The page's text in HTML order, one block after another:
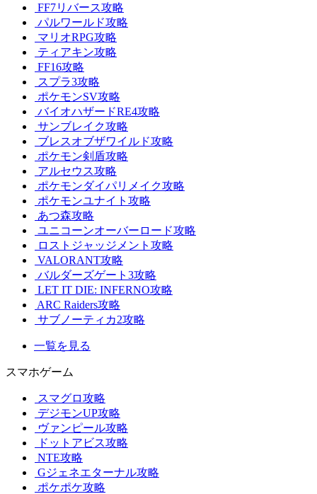
FF7リバース攻略
パルワールド攻略
マリオRPG攻略
ティアキン攻略
FF16攻略
スプラ3攻略
ポケモンSV攻略
バイオハザードRE4攻略
サンブレイク攻略
ブレスオブザワイルド攻略
ポケモン剣盾攻略
アルセウス攻略
ポケモンダイパリメイク攻略
ポケモンユナイト攻略
あつ森攻略
ユニコーンオーバーロード攻略
ロストジャッジメント攻略
VALORANT攻略
バルダーズゲート3攻略
LET IT DIE: INFERNO攻略
ARC Raiders攻略
サブノーティカ2攻略
一覧を見る
スマホゲーム
スマグロ攻略
デジモンUP攻略
ヴァンピール攻略
ドットアビス攻略
NTE攻略
Gジェネエターナル攻略
ポケポケ攻略